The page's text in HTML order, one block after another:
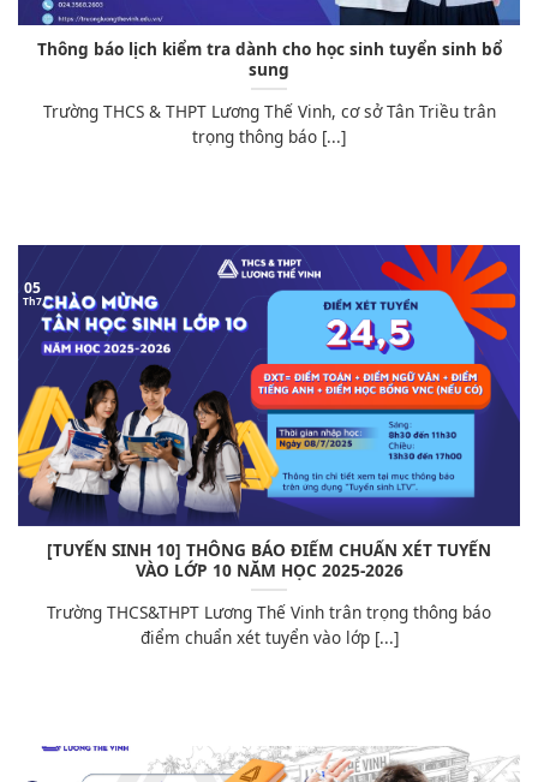
Thông báo lịch kiểm tra dành cho học sinh tuyển sinh bổ
sung
Trường THCS & THPT Lương Thế Vinh, cơ sở Tân Triều trân
trọng thông báo [...]
[TUYỂN SINH 10] THÔNG BÁO ĐIỂM CHUẨN XÉT TUYỂN
VÀO LỚP 10 NĂM HỌC 2025-2026
Trường THCS&THPT Lương Thế Vinh trân trọng thông báo
điểm chuẩn xét tuyển vào lớp [...]
05
Th7